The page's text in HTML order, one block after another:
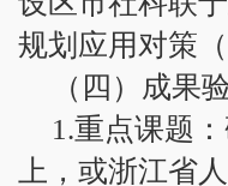
规划应用对策
（四）成果
1.重点课题
上，或浙江省